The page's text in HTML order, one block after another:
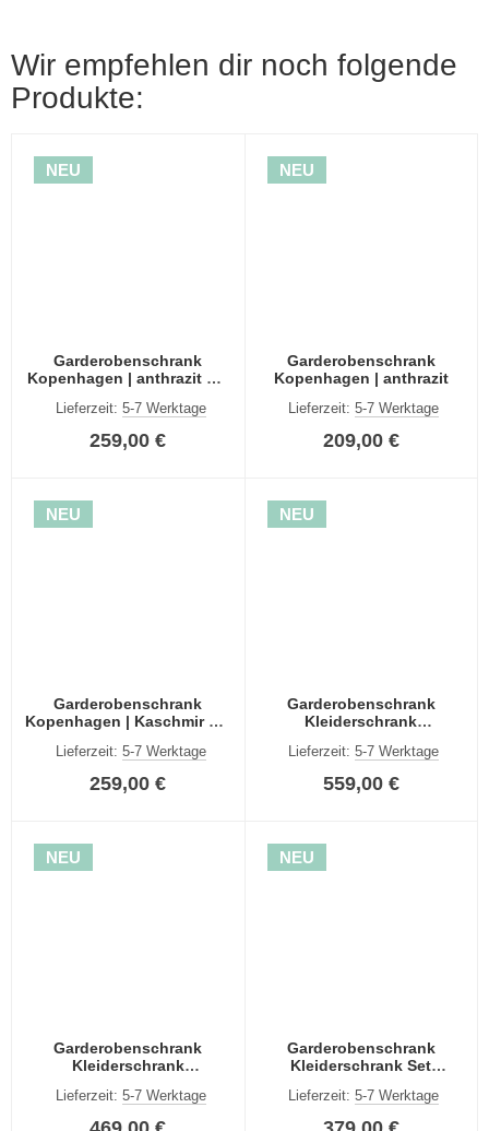
Wir empfehlen dir noch folgende
Produkte:
NEU
Garderobenschrank
Kopenhagen | anthrazit mit
Lieferzeit: 5-7 Werktage
259,00 €
NEU
Garderobenschrank
Kopenhagen | anthrazit
Lieferzeit:5-7 Werktage
209,00 €
NEU
Garderobenschrank
Kopenhagen | Kaschmir mit
Lieferzeit: 5-7 Werktage
259,00 €
NEU
Garderobenschrank
Kleiderschrank
teilig
Lieferzeit:5-7 Werktage
559,00 €
NEU
Garderobenschrank
Kleiderschrank
teilig
Lieferzeit: 5-7 Werktage
NEU
Garderobenschrank
Kleiderschrank Set
Lieferzeit:5-7 Werktage